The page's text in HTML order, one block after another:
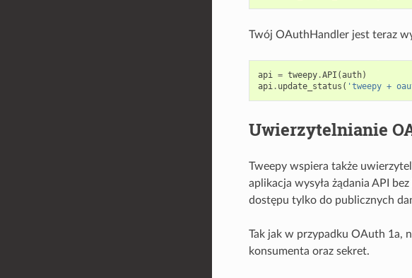
Twój OAuthHandler jest teraz
api = tweepy.API (auth)
api. update_status ( 'tweepy +
Uwierzytelnianie
Tweepy wspiera także
aplikacja wysyła żądania API
dostępu tylko do publicznych
Tak jak w przypadku OAuth 1a,
konsumenta oraz sekret.